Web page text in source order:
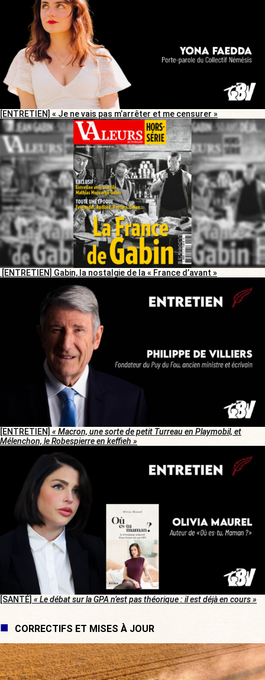
[ENTRETIEN] « Je ne vais pas m’arrêter et me censurer »
[ENTRETIEN] Gabin, la nostalgie de la « France d’avant »
[ENTRETIEN] « Macron, une sorte de petit Turreau en Playmobil, et
Mélenchon, le Robespierre en keffieh »
[SANTÉ] « Le débat sur la GPA n’est pas théorique : il est déjà en cours »
CORRECTIFS ET MISES À JOUR